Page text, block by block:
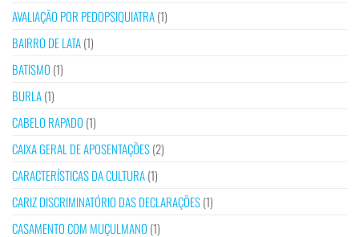
AVALIAÇÃO POR PEDOPSIQUIATRA(1)
BAIRRO DE LATA(1)
BATISMO (1)
BURLA(1)
CABELO RAPADO (1)
CAIXA GERAL DE APOSENTAÇÕES(2)
CARACTERÍSTICAS DA CULTURA(1)
CARIZ DISCRIMINATÓRIO DAS DECLARAÇÕES(1)
CASAMENTO COM MUÇULMANO (1)